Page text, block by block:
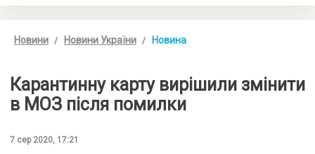
Новини Новини України Новина
Карантинну карту вирішили змінити
в МОЗ після помилки
7 сер 2020, 17:21